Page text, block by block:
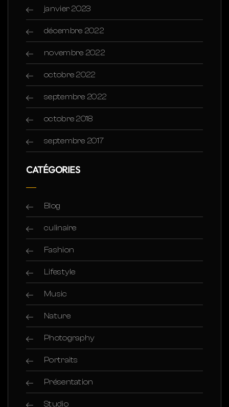
janvier 2023
décembre 2022
novembre 2022
octobre 2022
septembre 2022
octobre 2018
septembre 2017
CATÉGORIES
Blog
culinaire
Fashion
Lifestyle
Music
Nature
Photography
Portraits
Présentation
Studio